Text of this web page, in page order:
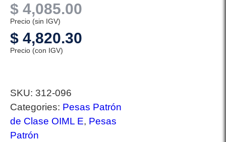
$ 4,085.00
Precio (sin IGV)
$ 4,820.30
Precio (con IGV)
SKU: 312-096
Categories: Pesas Patrón
de Clase OIML E, Pesas
Patrón